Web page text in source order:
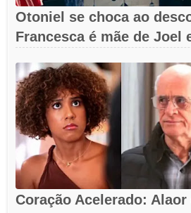
Otoniel se choca ao
Francesca é mãe de Joel
Coração Acelerado: Alaor